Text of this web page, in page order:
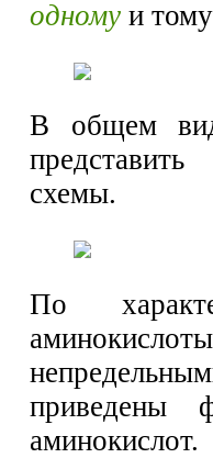
одному и
В общем
схемы.
По
приведены
аминокислот.